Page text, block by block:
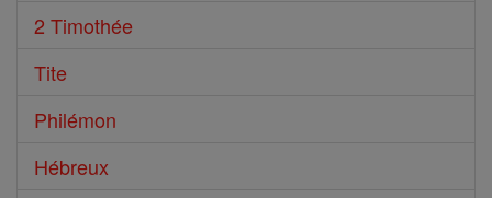
2 Timothée
Tite
Philémon
Hébreux